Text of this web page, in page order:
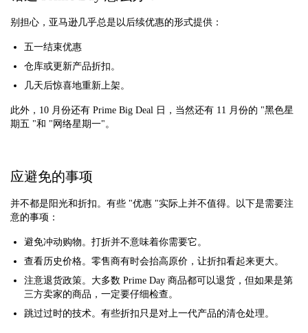
别担心，亚马逊几乎总是以后续优惠的形式提供：
五一结束优惠
仓库或更新产品折扣。
几天后惊喜地重新上架。
此外，10 月份还有 Prime Big Deal 日，当然还有 11 月份的 "黑色星
期五 "和 "网络星期一"。
应避免的事项
并不都是阳光和折扣。有些 "优惠 "实际上并不值得。以下是需要注
意的事项：
避免冲动购物。打折并不意味着你需要它。
查看历史价格。零售商有时会抬高原价，让折扣看起来更大。
注意退货政策。大多数 Prime Day 商品都可以退货，但如果是第
三方卖家的商品，一定要仔细检查。
跳过过时的技术。有些折扣只是对上一代产品的清仓处理。